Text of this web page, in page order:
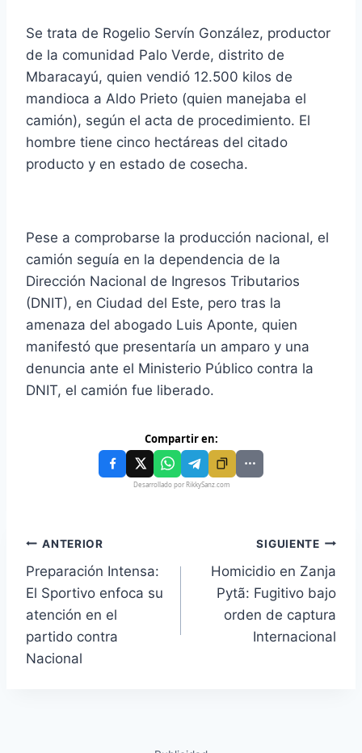
Se trata de Rogelio Servín González, productor
de la comunidad Palo Verde, distrito de
Mbaracayú, quien vendió 12.500 kilos de
mandioca a Aldo Prieto (quien manejaba el
camión), según el acta de procedimiento. El
hombre tiene cinco hectáreas del citado
producto y en estado de cosecha.
Pese a comprobarse la producción nacional, el
camión seguía en la dependencia de la
Dirección Nacional de Ingresos Tributarios
(DNIT), en Ciudad del Este, pero tras la
amenaza del abogado Luis Aponte, quien
manifestó que presentaría un amparo y una
denuncia ante el Ministerio Público contra la
DNIT, el camión fue liberado.
Compartir en:
Desarrollado por RikkySanz.com
ANTERIOR
Preparación Intensa:
El Sportivo enfoca su
atención en el
partido contra
Nacional
SIGUIENTE
Homicidio en Zanja
Pytã: Fugitivo bajo
orden de captura
Internacional